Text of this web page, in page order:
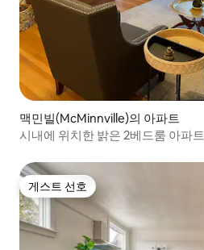
맥민빌(McMinnville)의 아파트
시내에 위치한 밝은 2베드룸 아파트
게스트 선호
게스트 선호